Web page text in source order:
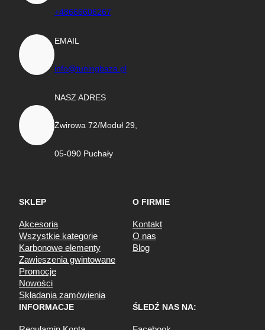
+48666606267
EMAIL
info@tuningbaza.pl
NASZ ADRES
Żwirowa 72/Moduł 29,
05-090 Puchały
SKLEP
Akcesoria
Wszystkie kategorie
Karbonowe elementy
Zawieszenia gwintowane
Promocje
Nowości
Składania zamówienia
O FIRMIE
Kontakt
O nas
Blog
INFORMACJE ŚLEDŹ NAS NA: